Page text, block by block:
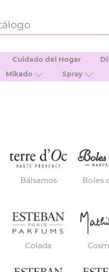
ENTRADA
Cuidado del Hogar
Mikado Spray
Bálsamos Boles
Colada